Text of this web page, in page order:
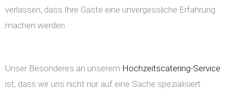
verlassen, dass Ihre Gäste eine unvergessliche Erfahrung
machen werden.
Unser Besonderes an unserem Hochzeitscatering-Service
ist, dass wir uns nicht nur auf eine Sache spezialisiert